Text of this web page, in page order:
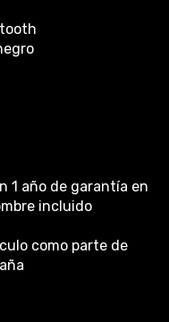
1 año de garantía en
incluido
como parte de